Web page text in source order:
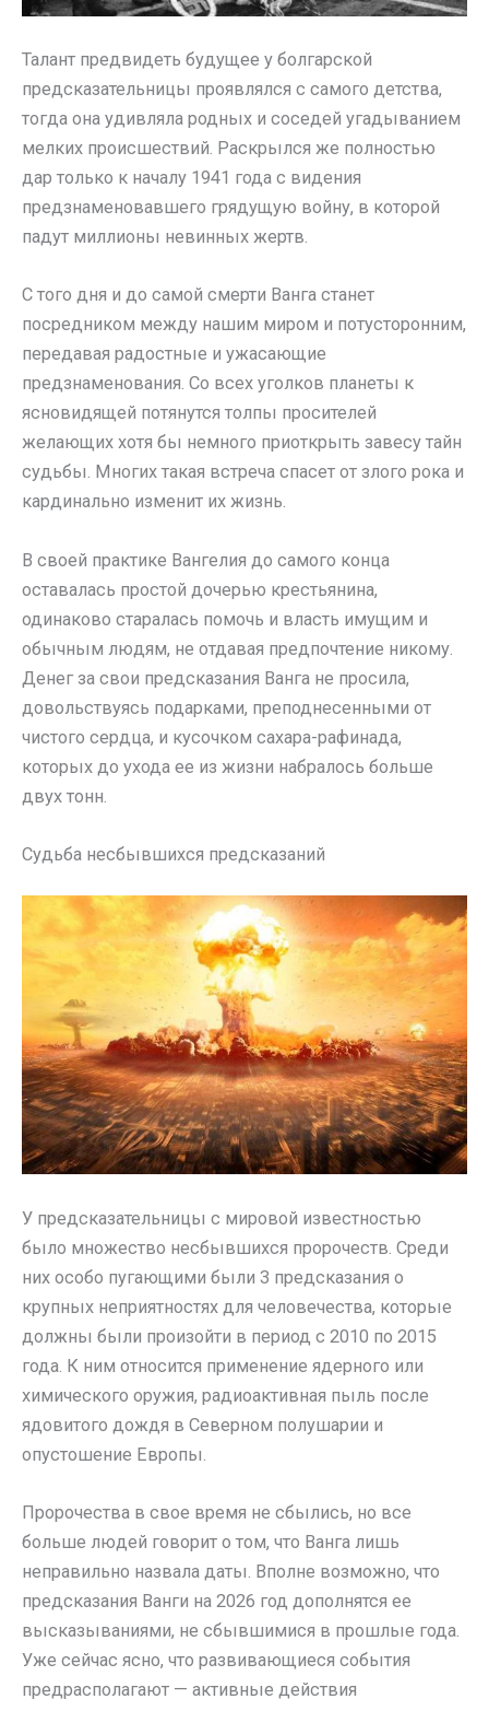
Талант предвидеть будущее у болгарской
предсказательницы проявлялся с самого детства,
тогда она удивляла родных и соседей угадыванием
мелких происшествий. Раскрылся же полностью
дар только к началу 1941 года с видения
предзнаменовавшего грядущую войну, в которой
падут миллионы невинных жертв.
С того дня и до самой смерти Ванга станет
посредником между нашим миром и потусторонним,
передавая радостные и ужасающие
предзнаменования. Со всех уголков планеты к
ясновидящей потянутся толпы просителей
желающих хотя бы немного приоткрыть завесу тайн
судьбы. Многих такая встреча спасет от злого рока и
кардинально изменит их жизнь.
В своей практике Вангелия до самого конца
оставалась простой дочерью крестьянина,
одинаково старалась помочь и власть имущим и
обычным людям, не отдавая предпочтение никому.
Денег за свои предсказания Ванга не просила,
довольствуясь подарками, преподнесенными от
чистого сердца, и кусочком сахара-рафинада,
которых до ухода ее из жизни набралось больше
двух тонн.
Судьба несбывшихся предсказаний
У предсказательницы с мировой известностью
было множество несбывшихся пророчеств. Среди
них особо пугающими были 3 предсказания о
крупных неприятностях для человечества, которые
должны были произойти в период с 2010 по 2015
года. К ним относится применение ядерного или
химического оружия, радиоактивная пыль после
ядовитого дождя в Северном полушарии и
опустошение Европы.
Пророчества в свое время не сбылись, но все
больше людей говорит о том, что Ванга лишь
неправильно назвала даты. Вполне возможно, что
предсказания Ванги на 2026 год дополнятся ее
высказываниями, не сбывшимися в прошлые года.
Уже сейчас ясно, что развивающиеся события
предрасполагают — активные действия